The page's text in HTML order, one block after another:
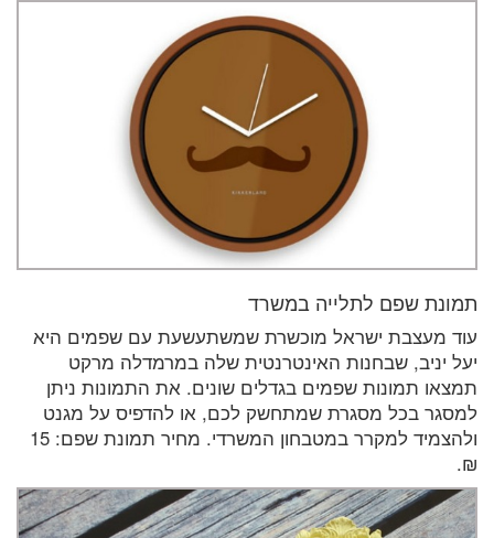
תמונת שפם לתלייה במשרד
עוד מעצבת ישראל מוכשרת שמשתעשעת עם שפמים היא
יעל יניב, שבחנות האינטרנטית שלה במרמדלה מרקט
תמצאו תמונות שפמים בגדלים שונים. את התמונות ניתן
למסגר בכל מסגרת שמתחשק לכם, או להדפיס על מגנט
ולהצמיד למקרר במטבחון המשרדי. מחיר תמונת שפם: 15
₪.